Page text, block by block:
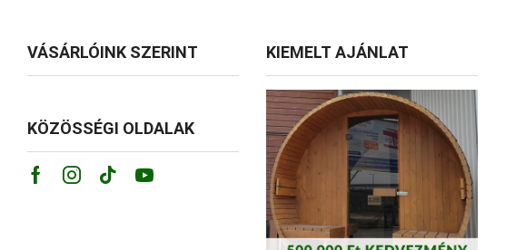
VÁSÁRLÓINK SZERINT
KÖZÖSSÉGI OLDALAK
Facebook
Instagram
Tik- Youtube
KIEMELT AJÁNLAT